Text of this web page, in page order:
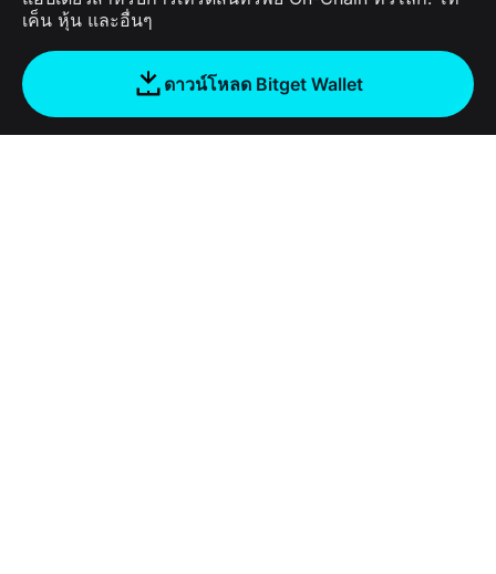
เค็น หุ้น และอื่นๆ
ดาวน์โหลด Bitget Wallet